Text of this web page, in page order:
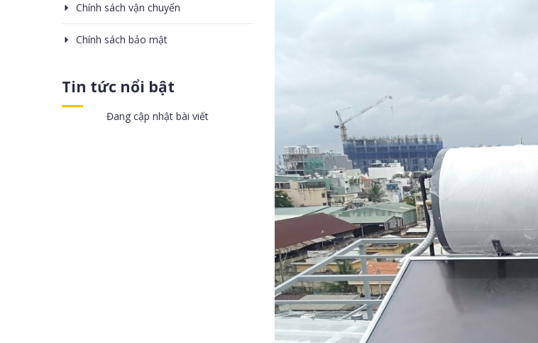
Chính sách vận chuyển
Chính sách bảo mật
Tin tức nổi bật
Đang cập nhật bài viết